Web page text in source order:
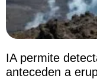
IA permite
anteceden a